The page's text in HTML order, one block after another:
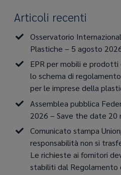
Articoli recenti
Osservatorio
Plastiche – 5 agosto
EPR per mobili e prodotti
lo schema di
per le imprese della
Assemblea pubblica
2026 – Save the date 20
Comunicato stampa
responsabilità non si
Le richieste ai fornitori
stabiliti dal Regolamento